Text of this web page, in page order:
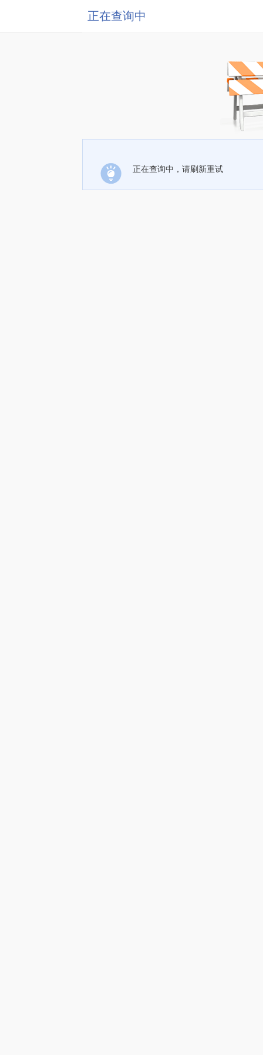
正在查询中
正在查询中，请刷新重试